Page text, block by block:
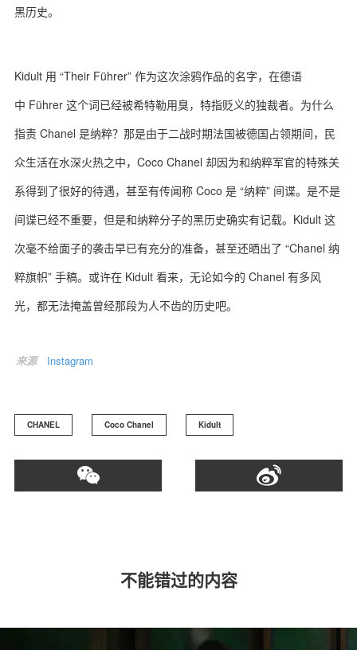
关于我们 联系我们
黑历史。
Kidult 用 “Their Führer” 作为这次涂鸦作品的名字，在德语
中 Führer 这个词已经被希特勒用臭，特指贬义的独裁者。为什么
指责 Chanel 是纳粹？那是由于二战时期法国被德国占领期间，民
众生活在水深火热之中，Coco Chanel 却因为和纳粹军官的特殊关
系得到了很好的待遇，甚至有传闻称 Coco 是 “纳粹” 间谍。是不是
间谍已经不重要，但是和纳粹分子的黑历史确实有记载。Kidult 这
次毫不给面子的袭击早已有充分的准备，甚至还晒出了 “Chanel 纳
粹旗帜” 手稿。或许在 Kidult 看来，无论如今的 Chanel 有多风
光，都无法掩盖曾经那段为人不齿的历史吧。
来源 Instagram
CHANEL Coco Chanel Kidult
不能错过的内容